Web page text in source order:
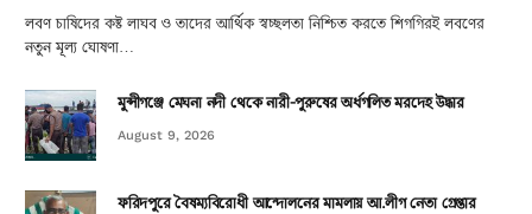
লবণ চাষিদের কষ্ট লাঘব ও তাদের আর্থিক স্বচ্ছলতা নিশ্চিত করতে শিগগিরই লবণের
নতুন মূল্য ঘোষণা…
মুন্সীগঞ্জে মেঘনা নদী থেকে নারী-পুরুষের অর্ধগলিত মরদেহ উদ্ধার
August 9, 2026
ফরিদপুরে বৈষম্যবিরোধী আন্দোলনের মামলায় আ.লীগ নেতা গ্রেপ্তার